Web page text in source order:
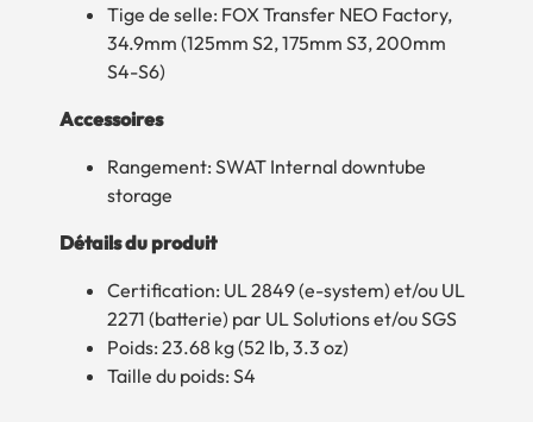
Tige de selle: FOX Transfer NEO Factory,
34.9mm (125mm S2, 175mm S3, 200mm
S4-S6)
Accessoires
Rangement: SWAT Internal downtube
storage
Détails du produit
Certification: UL 2849 (e-system) et/ou UL
2271 (batterie) par UL Solutions et/ou SGS
Poids: 23.68 kg (52 lb, 3.3 oz)
Taille du poids: S4